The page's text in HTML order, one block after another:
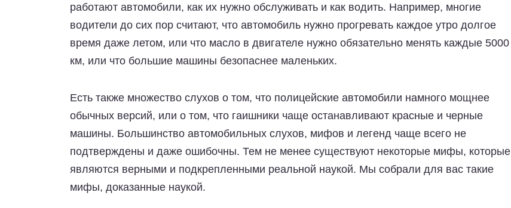
работают автомобили, как их нужно обслуживать и как водить. Например, многие
водители до сих пор считают, что автомобиль нужно прогревать каждое утро долгое
время даже летом, или что масло в двигателе нужно обязательно менять каждые 5000
км, или что большие машины безопаснее маленьких.
Есть также множество слухов о том, что полицейские автомобили намного мощнее
обычных версий, или о том, что гаишники чаще останавливают красные и черные
машины. Большинство автомобильных слухов, мифов и легенд чаще всего не
подтверждены и даже ошибочны. Тем не менее существуют некоторые мифы, которые
являются верными и подкрепленными реальной наукой. Мы собрали для вас такие
мифы, доказанные наукой.